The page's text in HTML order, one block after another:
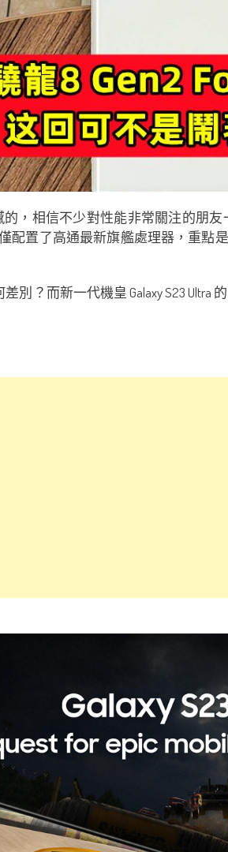
的，相信不少對性能非常關注的
僅配置了高通最新旗艦處理器，重
差別？而新一代機皇 Galaxy S23